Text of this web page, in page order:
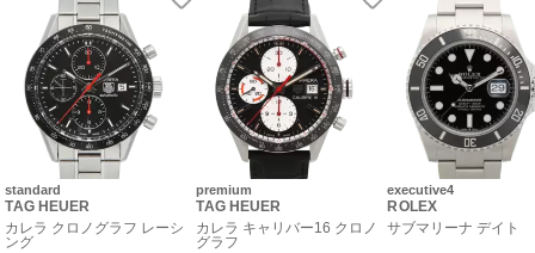
standard
TAG HEUER
カレラ クロノグラフ レーシ
ング
premium
TAG HEUER
カレラ キャリバー16 クロノ
グラフ
executive4
ROLEX
サブマリーナ デイト